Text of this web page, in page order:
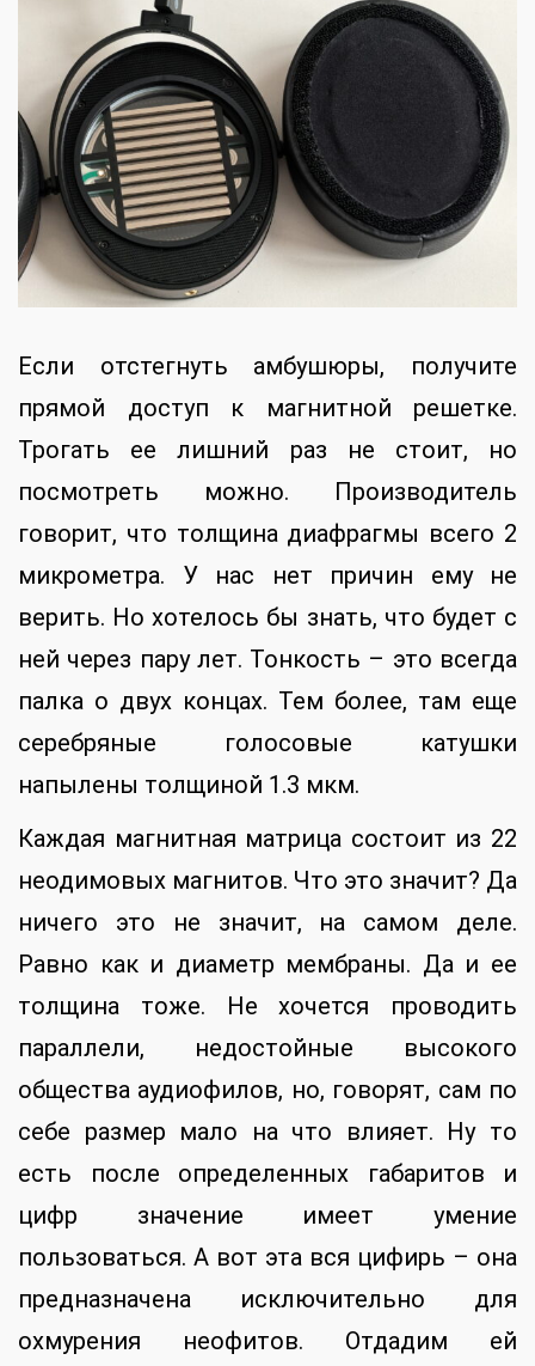
Если отстегнуть амбушюры, получите
прямой доступ к магнитной решетке.
Трогать ее лишний раз не стоит, но
посмотреть можно. Производитель
говорит, что толщина диафрагмы всего 2
микрометра. У нас нет причин ему не
верить. Но хотелось бы знать, что будет с
ней через пару лет. Тонкость – это всегда
палка о двух концах. Тем более, там еще
серебряные голосовые катушки
напылены толщиной 1.3 мкм.
Каждая магнитная матрица состоит из 22
неодимовых магнитов. Что это значит? Да
ничего это не значит, на самом деле.
Равно как и диаметр мембраны. Да и ее
толщина тоже. Не хочется проводить
параллели, недостойные высокого
общества аудиофилов, но, говорят, сам по
себе размер мало на что влияет. Ну то
есть после определенных габаритов и
цифр значение имеет умение
пользоваться. А вот эта вся цифирь – она
предназначена исключительно для
охмурения неофитов. Отдадим ей